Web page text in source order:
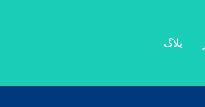
بلاگ